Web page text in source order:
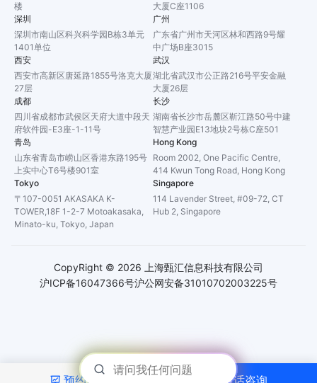
楼
大厦C座1106
深圳
深圳市南山区科兴科学园B栋3单元
1401单位
广州
广东省广州市天河区林和西路9号耀
中广场B座3015
西安
西安市高新区唐延路1855号洛克大厦
27层
武汉
湖北省武汉市公正路216号平安金融
大厦26层
成都
四川省成都市武侯区天府大道中段天
府软件园-E3座-1-11号
长沙
湖南省长沙市岳麓区靳江路50号中建
智慧产业园E13地块2号栋C座501
青岛
山东省青岛市崂山区香港东路195号
上实中心T6号楼901室
Hong Kong
Room 2002, One Pacific Centre,
414 Kwun Tong Road, Hong Kong
Tokyo
〒107-0051 AKASAKA K-
TOWER,18F 1-2-7 Motoakasaka,
Minato-ku, Tokyo, Japan
Singapore
114 Lavender Street, #09-72, CT
Hub 2, Singapore
沪ICP备16047366号沪公网安备31010702003225号
CopyRight © 2026 上海甄汇信息科技有限公司
预约演示 电话咨询